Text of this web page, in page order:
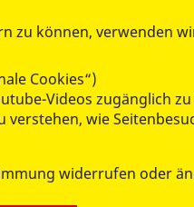
zu können, verwenden
Cookies“)
Videos zugänglich
wie
widerrufen oder